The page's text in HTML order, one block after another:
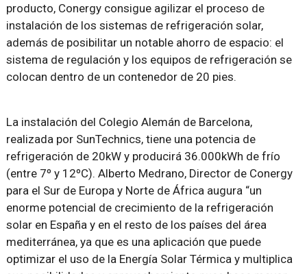
producto, Conergy consigue agilizar el proceso de
instalación de los sistemas de refrigeración solar,
además de posibilitar un notable ahorro de espacio: el
sistema de regulación y los equipos de refrigeración se
colocan dentro de un contenedor de 20 pies.
La instalación del Colegio Alemán de Barcelona,
realizada por SunTechnics, tiene una potencia de
refrigeración de 20kW y producirá 36.000kWh de frío
(entre 7º y 12ºC). Alberto Medrano, Director de Conergy
para el Sur de Europa y Norte de África augura “un
enorme potencial de crecimiento de la refrigeración
solar en España y en el resto de los países del área
mediterránea, ya que es una aplicación que puede
optimizar el uso de la Energía Solar Térmica y multiplica